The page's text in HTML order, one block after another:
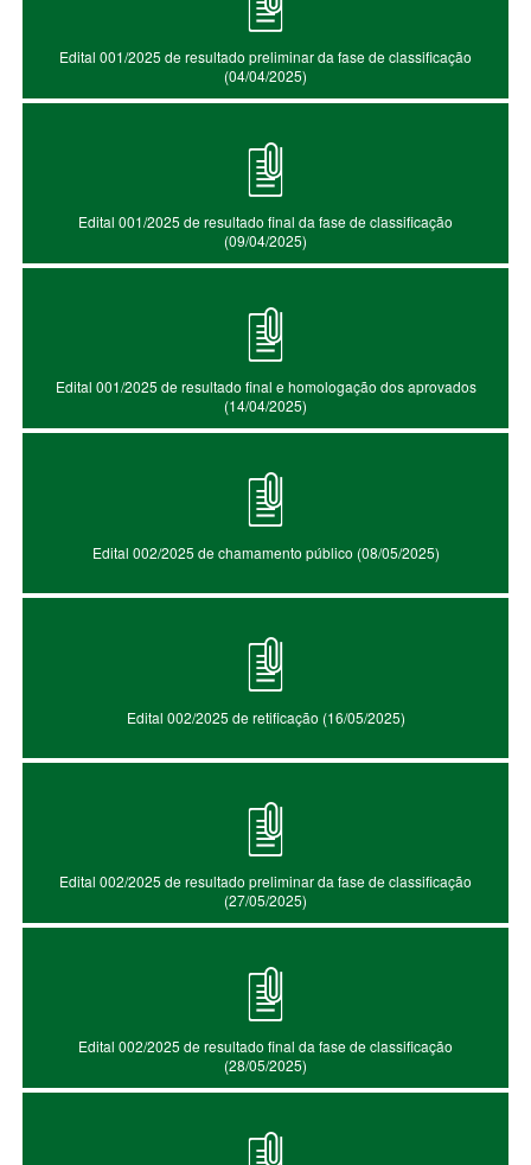
Edital 001/2025 de resultado preliminar da fase de classificação
(04/04/2025)
Edital 001/2025 de resultado final da fase de classificação
(09/04/2025)
Edital 001/2025 de resultado final e homologação dos aprovados
(14/04/2025)
Edital 002/2025 de chamamento público (08/05/2025)
Edital 002/2025 de retificação (16/05/2025)
Edital 002/2025 de resultado preliminar da fase de classificação
(27/05/2025)
Edital 002/2025 de resultado final da fase de classificação
(28/05/2025)